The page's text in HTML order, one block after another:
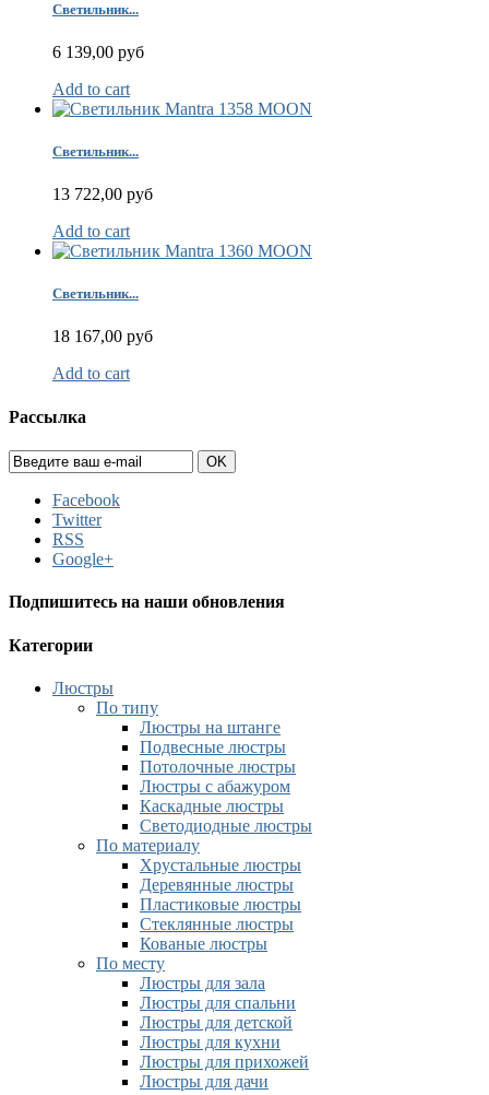
Светильник...
6 139,00 руб
Add to cart
Светильник...
13 722,00 руб
Add to cart
Светильник...
18 167,00 руб
Add to cart
Рассылка
OK
Facebook
Twitter
RSS
Google+
Подпишитесь на наши обновления
Категории
Люстры
По типу
Люстры на штанге
Подвесные люстры
Потолочные люстры
Люстры с абажуром
Каскадные люстры
Светодиодные люстры
По материалу
Хрустальные люстры
Деревянные люстры
Пластиковые люстры
Стеклянные люстры
Кованые люстры
По месту
Люстры для зала
Люстры для спальни
Люстры для детской
Люстры для кухни
Люстры для прихожей
Люстры для дачи